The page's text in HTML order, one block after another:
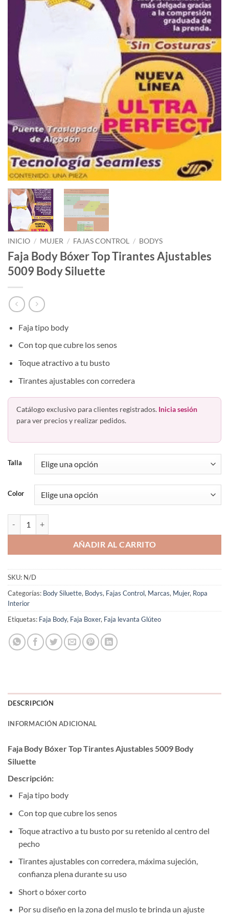
INICIO / MUJER / FAJAS CONTROL / BODYS
Faja Body Bóxer Top Tirantes Ajustables
5009 Body Siluette
Faja tipo body
Con top que cubre los senos
Toque atractivo a tu busto
Tirantes ajustables con corredera
Catálogo exclusivo para clientes registrados. Inicia sesión
para ver precios y realizar pedidos.
Talla
Color
AÑADIR AL CARRITO
SKU: N/D
Categorías: Body Siluette, Bodys, Fajas Control, Marcas, Mujer, Ropa
Interior
Etiquetas: Faja Body, Faja Boxer, Faja levanta Glúteo
DESCRIPCIÓN
INFORMACIÓN ADICIONAL
Faja Body Bóxer Top Tirantes Ajustables 5009 Body
Siluette
Descripción:
Faja tipo body
Con top que cubre los senos
Toque atractivo a tu busto por su retenido al centro del
pecho
Tirantes ajustables con corredera, máxima sujeción,
confianza plena durante su uso
Short o bóxer corto
Por su diseño en la zona del muslo te brinda un ajuste